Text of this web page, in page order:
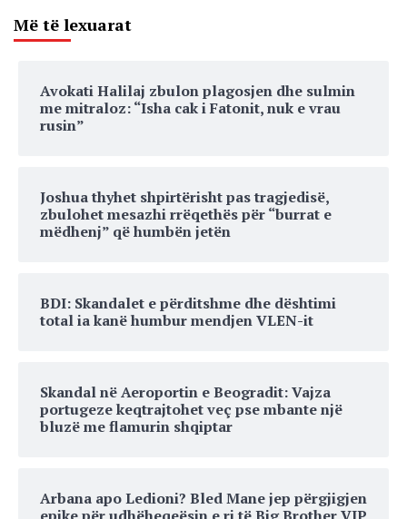
Më të lexuarat
Avokati Halilaj zbulon plagosjen dhe sulmin
me mitraloz: “Isha cak i Fatonit, nuk e vrau
rusin”
Joshua thyhet shpirtërisht pas tragjedisë,
zbulohet mesazhi rrëqethës për “burrat e
mëdhenj” që humbën jetën
BDI: Skandalet e përditshme dhe dështimi
total ia kanë humbur mendjen VLEN-it
Skandal në Aeroportin e Beogradit: Vajza
portugeze keqtrajtohet veç pse mbante një
bluzë me flamurin shqiptar
Arbana apo Ledioni? Bled Mane jep përgjigjen